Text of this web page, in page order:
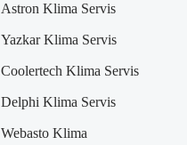
Astron Klima Servis
Yazkar Klima Servis
Coolertech Klima Servis
Delphi Klima Servis
Webasto Klima